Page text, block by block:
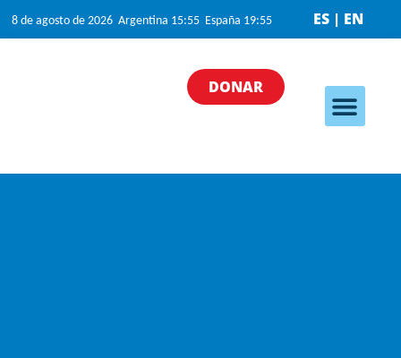
8 de agosto de 2026 Argentina 15:55 España 19:55 ES | EN
DONAR